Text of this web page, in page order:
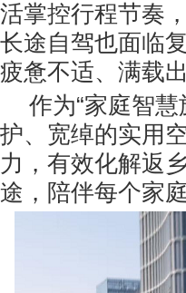
活掌控行程节奏
长途自驾也面临
疲惫不适、满载
作为“家庭智
护、宽绰的实用
力，有效化解返
途，陪伴每个家